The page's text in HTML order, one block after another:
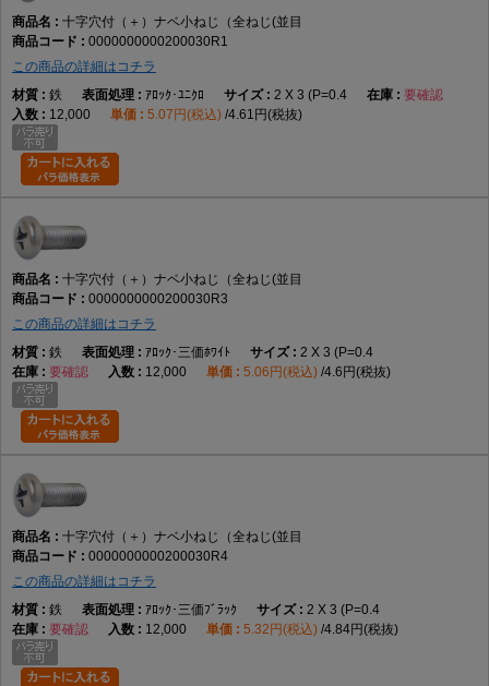
十字穴付（＋）ナベ小ねじ（全ねじ(並目
0000000000200030R1
この商品の詳細はコチラ
鉄
ｱﾛｯｸ･ﾕﾆｸﾛ 2 X 3 (P=0.4
要確認
12,000
5.07円(税込) 4.61円(税抜)
十字穴付（＋）ナベ小ねじ（全ねじ(並目
0000000000200030R3
この商品の詳細はコチラ
鉄
ｱﾛｯｸ･三価ﾎﾜｲﾄ
2 X 3 (P=0.4
要確認
12,000 5.06円(税込) 4.6円(税抜)
十字穴付（＋）ナベ小ねじ（全ねじ(並目
0000000000200030R4
この商品の詳細はコチラ
鉄
ｱﾛｯｸ･三価ﾌﾞﾗｯｸ
2 X 3 (P=0.4
要確認
12,000 5.32円(税込) 4.84円(税抜)